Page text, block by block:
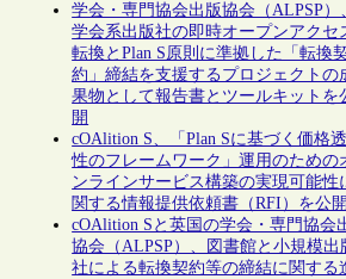
学会・専門協会出版協会（ALPSP）
学会系出版社の即時オープンアクセ
転換とPlan S原則に準拠した「転換
約」締結を支援するプロジェクトの
果物として報告書とツールキットを
開
cOAlition S、「Plan Sに基づく価格
性のフレームワーク」運用のための
ンラインサービス構築の実現可能性
関する情報提供依頼書（RFI）を公開
cOAlition Sと英国の学会・専門協会
協会（ALPSP）、図書館と小規模出
社による転換契約等の締結に関する